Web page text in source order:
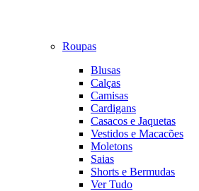
Roupas
Blusas
Calças
Camisas
Cardigans
Casacos e Jaquetas
Vestidos e Macacões
Moletons
Saias
Shorts e Bermudas
Ver Tudo